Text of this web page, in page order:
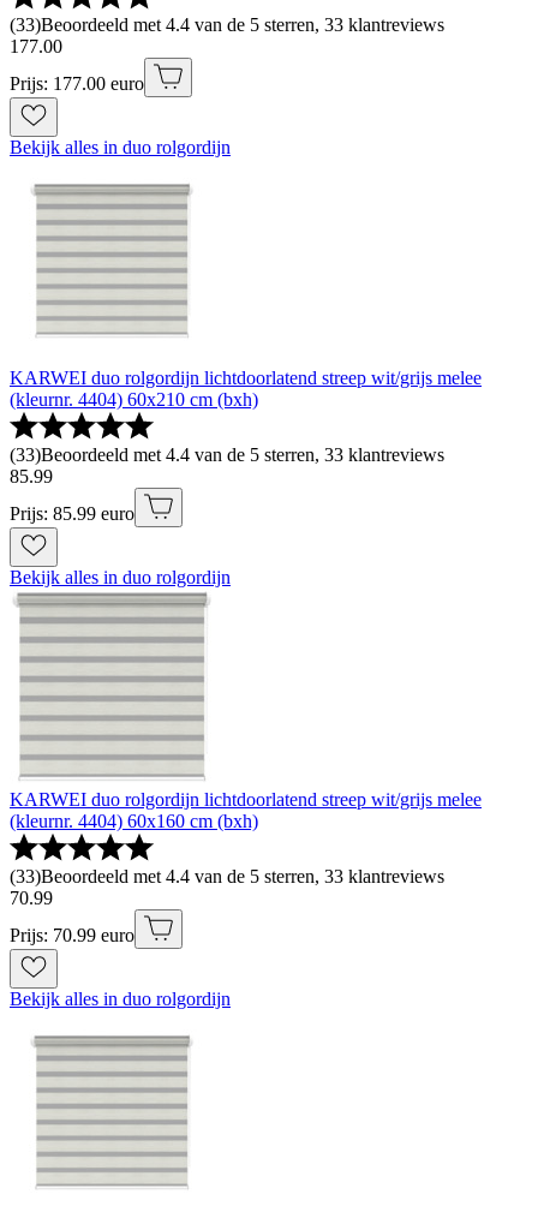
(33)Beoordeeld met 4.4 van de 5 sterren, 33 klantreviews
177.00
Prijs: 177.00 euro
Bekijk alles in duo rolgordijn
KARWEI duo rolgordijn lichtdoorlatend streep wit/grijs melee
(kleurnr. 4404) 60x210 cm (bxh)
(33)Beoordeeld met 4.4 van de 5 sterren, 33 klantreviews
85.99
Prijs: 85.99 euro
Bekijk alles in duo rolgordijn
KARWEI duo rolgordijn lichtdoorlatend streep wit/grijs melee
(kleurnr. 4404) 60x160 cm (bxh)
(33)Beoordeeld met 4.4 van de 5 sterren, 33 klantreviews
70.99
Prijs: 70.99 euro
Bekijk alles in duo rolgordijn